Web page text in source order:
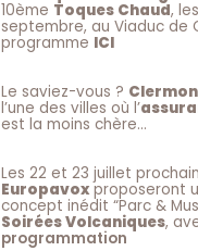
10ème Toques Chaud,
septembre, au Viaduc de
programme ICI
Le saviez-vous ?
l’une des villes où l’
est la moins chère…
Les 22 et 23 juillet
Europavox proposeront
concept inédit “Parc &
Soirées Volcaniques,
programmation